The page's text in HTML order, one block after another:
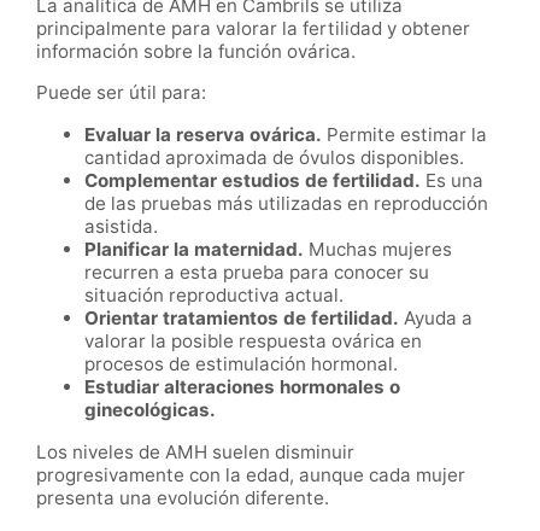
La analítica de AMH en Cambrils se utiliza
principalmente para valorar la fertilidad y obtener
información sobre la función ovárica.
Puede ser útil para:
Evaluar la reserva ovárica. Permite estimar la
cantidad aproximada de óvulos disponibles.
Complementar estudios de fertilidad. Es una
de las pruebas más utilizadas en reproducción
asistida.
Planificar la maternidad. Muchas mujeres
recurren a esta prueba para conocer su
situación reproductiva actual.
Orientar tratamientos de fertilidad. Ayuda a
valorar la posible respuesta ovárica en
procesos de estimulación hormonal.
Estudiar alteraciones hormonales o
ginecológicas.
Los niveles de AMH suelen disminuir
progresivamente con la edad, aunque cada mujer
presenta una evolución diferente.